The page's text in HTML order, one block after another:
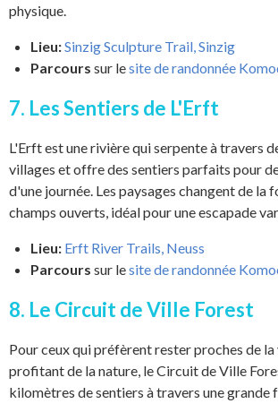
physique.
Lieu:Sinzig Sculpture Trail, Sinzig
Parcours sur lesite de randonnée
7. Les Sentiers de L'Erft
L'Erft est une rivière qui serpente à travers
villages et offre des sentiers parfaits pour
d'une journée. Les paysages changent de la
champs ouverts, idéal pour une escapade
Lieu: Erft River Trails, Neuss
Parcours sur lesite de randonnée
8. Le Circuit de Ville Forest
Pour ceux qui préfèrent rester proches de
profitant de la nature, le Circuit de Ville
kilomètres de sentiers à travers une grande